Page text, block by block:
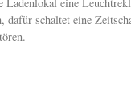
dafür schaltet eine